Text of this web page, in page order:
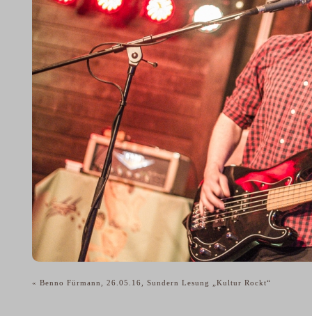
« Benno Fürmann, 26.05.16, Sundern Lesung „Kultur Rockt“